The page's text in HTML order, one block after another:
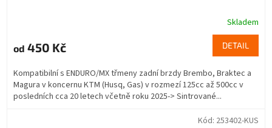
Skladem
od 450 Kč DETAIL
Kompatibilní s ENDURO/MX třmeny zadní brzdy Brembo, Braktec a
Magura v koncernu KTM (Husq, Gas) v rozmezí 125cc až 500cc v
posledních cca 20 letech včetně roku 2025-> Sintrované...
Kód: 253402-KUS